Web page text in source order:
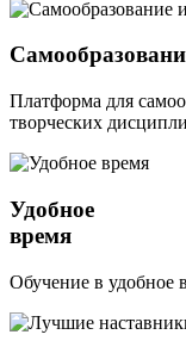
Платформа для
творческих
Удобное
время
Обучение в удобное